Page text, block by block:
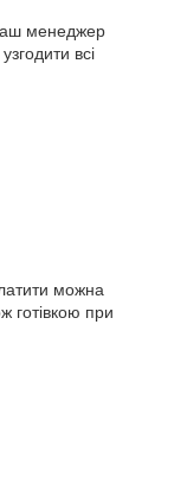
менеджер
всі
можна
готівкою при